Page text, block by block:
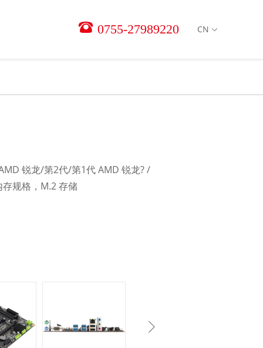
CN
0755-27989220
锐龙/第2代/第1代 AMD 锐龙? /
规格，M.2 存储